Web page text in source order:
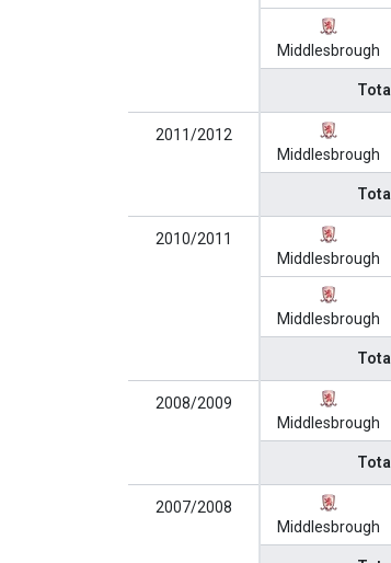
Middlesbrough
Total
2011/2012
Middlesbrough
Total
2010/2011
Middlesbrough
Middlesbrough
Total
2008/2009
Middlesbrough
Total
2007/2008
Middlesbrough